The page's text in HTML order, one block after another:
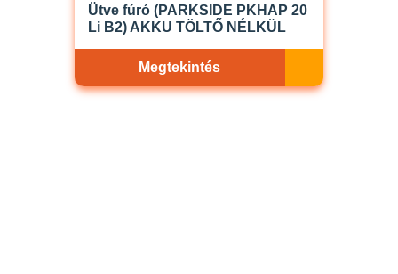
Ütve fúró (PARKSIDE PKHAP 20
Li B2) AKKU TÖLTŐ NÉLKÜL
Megtekintés